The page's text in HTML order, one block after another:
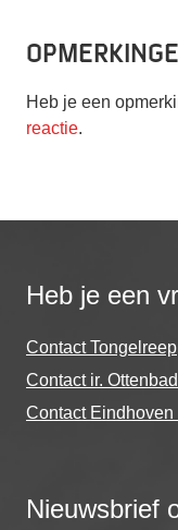
Heb je een
reactie.
Heb je een
Contact Tongelreep
Contact ir. Ottenbad
Contact Eindhoven
Nieuwsbrief